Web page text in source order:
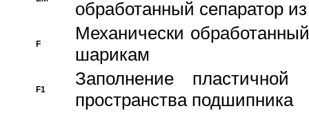
обработанный сепаратор
F
Механически
шарикам
F1
Заполнение
пространства подшипника